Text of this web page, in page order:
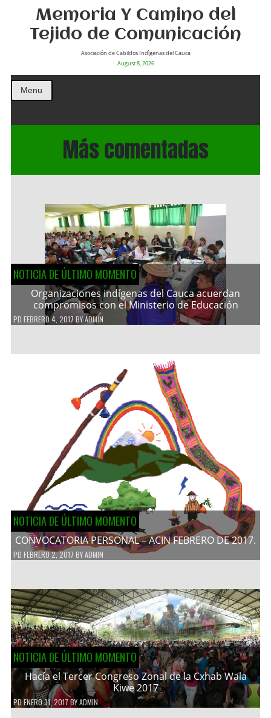
Memoria Y Camino del
Tejido de Comunicación
Asociación de Cabildos Indìgenas del Cauca
August 8, 2026
Menu
Más comentadas
NOTICIA DE ÚLTIMO MOMENTO
Organizaciones indígenas del Cauca acuerdan
compromisos con el Ministerio de Educación
PD FEBRERO 4, 2017 BYADMIN
NOTICIA DE ÚLTIMO MOMENTO
CONVOCATORIA PERSONAL – ACIN FEBRERO DE 2017.
PD FEBRERO 2, 2017 BYADMIN
NOTICIA DE ÚLTIMO MOMENTO
Hacía el Tercer Congreso Zonal de la Cxhab Wala
Kiwe 2017
PDENERO 31, 2017 BYADMIN